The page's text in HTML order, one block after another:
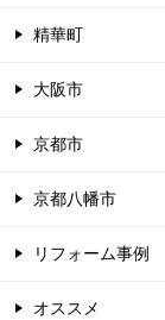
精華町
大阪市
京都市
京都八幡市
リフォーム事例
オススメ